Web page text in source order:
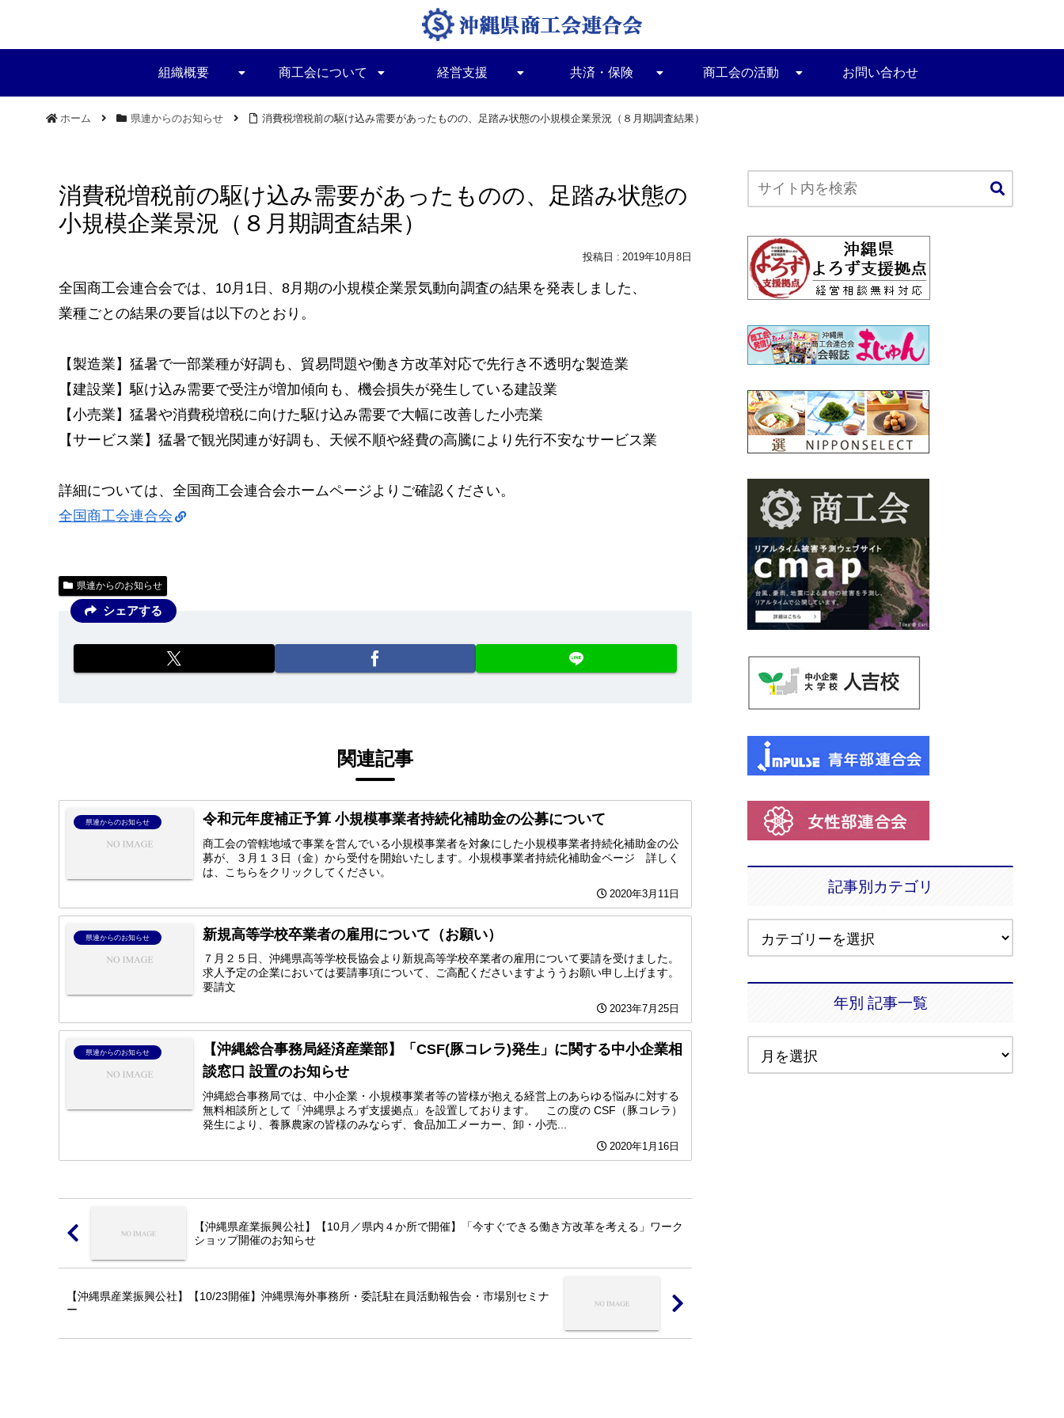
組織概要 商工会について 経営支援 共済・保険 商工会の活動 お問い合わせ
ホーム 県連からのお知らせ 消費税増税前の駆け込み需要があったものの、足踏み状態の小規模企業景況（８月期調査結果）
消費税増税前の駆け込み需要があったものの、足踏み状態の
小規模企業景況（８月期調査結果）
2019年10月8日
全国商工会連合会では、10月1日、8月期の小規模企業景気動向調査の結果を発表しました、
業種ごとの結果の要旨は以下のとおり。
【製造業】猛暑で一部業種が好調も、貿易問題や働き方改革対応で先行き不透明な製造業
【建設業】駆け込み需要で受注が増加傾向も、機会損失が発生している建設業
【小売業】猛暑や消費税増税に向けた駆け込み需要で大幅に改善した小売業
【サービス業】猛暑で観光関連が好調も、天候不順や経費の高騰により先行不安なサービス業
詳細については、全国商工会連合会ホームページよりご確認ください。
全国商工会連合会
県連からのお知らせ
シェアする
関連記事
県連からのお知らせ 令和元年度補正予算 小規模事業者持続化補助金の公募について
商工会の管轄地域で事業を営んでいる小規模事業者を対象にした小規模事業者持続化補助金の公
募が、３月１３日（金）から受付を開始いたします。小規模事業者持続化補助金ページ 詳しく
は、こちらをクリックしてください。
2020年3月11日
県連からのお知らせ 新規高等学校卒業者の雇用について（お願い）
７月２５日、沖縄県高等学校長協会より新規高等学校卒業者の雇用について要請を受けました。
求人予定の企業においては要請事項について、ご高配くださいますよううお願い申し上げます。
要請文
2023年7月25日
県連からのお知らせ
【沖縄総合事務局経済産業部】「CSF(豚コレラ)発生」に関する中小企業相
談窓口 設置のお知らせ
沖縄総合事務局では、中小企業・小規模事業者等の皆様が抱える経営上のあらゆる悩みに対する
無料相談所として「沖縄県よろず支援拠点」を設置しております。 この度の CSF（豚コレラ）
発生により、養豚農家の皆様のみならず、食品加工メーカー、卸・小売...
2020年1月16日
【沖縄県産業振興公社】【10月／県内４か所で開催】「今すぐできる働き方改革を考える」ワーク
ショップ開催のお知らせ
【沖縄県産業振興公社】【10/23開催】沖縄県海外事務所・委託駐在員活動報告会・市場別セミナ
ー
記事別カテゴリ
年別 記事一覧